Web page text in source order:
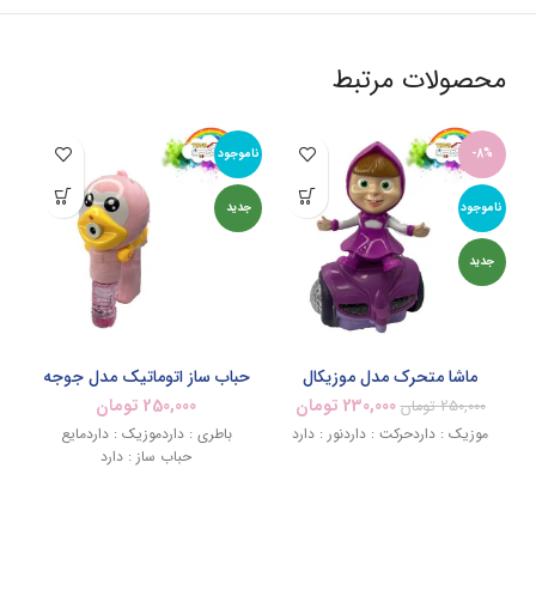
محصولات مرتبط
-8%
ناموجود
جدید
ماشا متحرک مدل موزیکال
250,000 تومان 230,000 تومان
موزیک : داردحرکت : داردنور : دارد
ناموجود
جدید
حباب ساز اتوماتیک مدل جوجه
250,000 تومان
باطری : داردموزیک : داردمایع
حباب ساز : دارد